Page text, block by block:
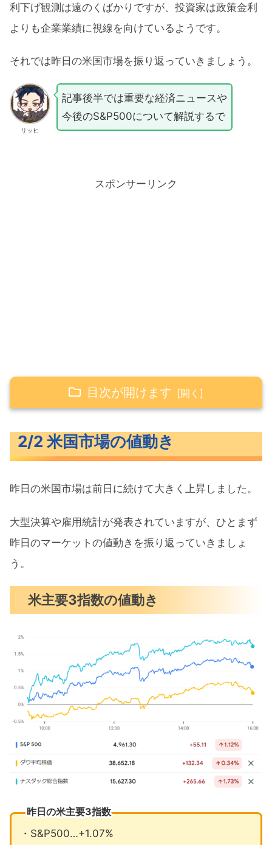
利下げ観測は遠のくばかりですが、投資家は政策金利
よりも企業業績に視線を向けているようです。
それでは昨日の米国市場を振り返っていきましょう。
リッヒ
記事後半では重要な経済ニュースや
今後のS&P500について解説するで
スポンサーリンク
目次が開けます
米主要3指数の値動き
S&P500ヒートマップ
セクター別パフォーマンス
S&P500チャート分析
雇用と賃金が加速で利下げ遠のく
消費者マインド大幅上昇
FRBボウマン理事「利下げ検討段階で
はない」
昨日の注目決算
来週注目の決算発表について
2月の注目イベントについて
2/2 米国市場の値動き
昨日の米国市場は前日に続けて大きく上昇しました。
大型決算や雇用統計が発表されていますが、ひとまず
昨日のマーケットの値動きを振り返っていきましょ
う。
米主要3指数の値動き
昨日の米主要3指数
・S&P500…+1.07%